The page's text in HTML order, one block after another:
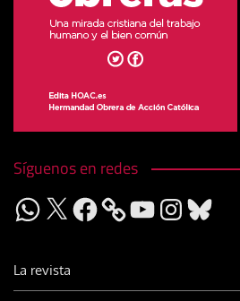
Síguenos en redes
WhatsApp
X Facebook YouTubeInstagram
Bluesky
La revista